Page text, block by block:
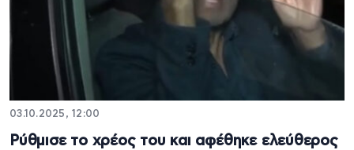
03.10.2025, 12:00
Ρύθμισε το χρέος του και αφέθηκε ελεύθερος